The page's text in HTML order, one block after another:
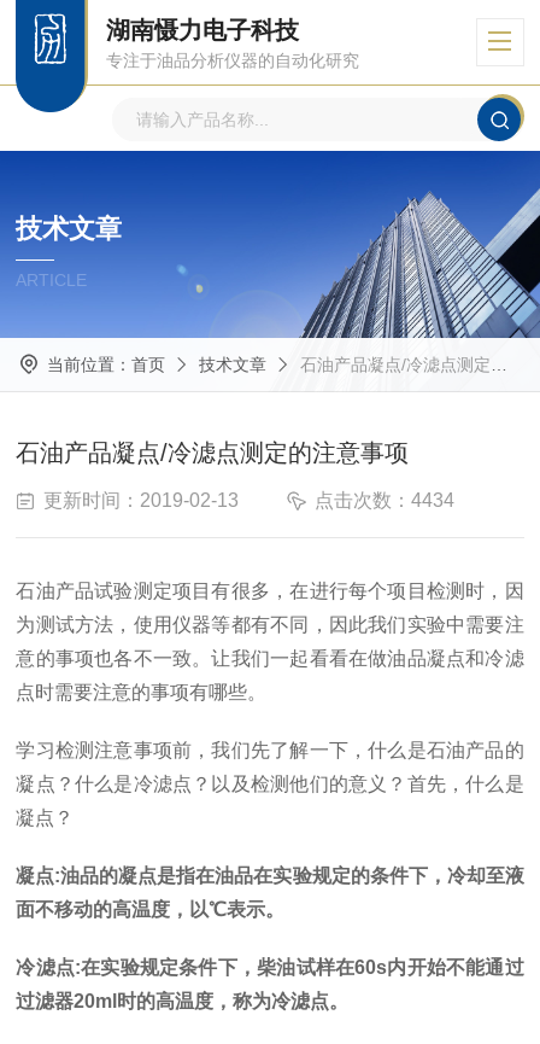
湖南慑力电子科技
专注于油品分析仪器的自动化研究
技术文章
ARTICLE
当前位置： 首页 技术文章 石油产品凝点/冷滤点测定的注意事项
石油产品凝点/冷滤点测定的注意事项
更新时间：2019-02-13 点击次数：4434
石油产品试验测定项目有很多，在进行每个项目检测时，因
为测试方法，使用仪器等都有不同，因此我们实验中需要注
意的事项也各不一致。让我们一起看看在做油品凝点和冷滤
点时需要注意的事项有哪些。
学习检测注意事项前，我们先了解一下，什么是石油产品的
凝点？什么是冷滤点？以及检测他们的意义？首先，什么是
凝点？
凝点:油品的凝点是指在油品在实验规定的条件下，冷却至液
面不移动的高温度，以℃表示。
冷滤点:在实验规定条件下，柴油试样在60s内开始不能通过
过滤器20ml时的高温度，称为冷滤点。